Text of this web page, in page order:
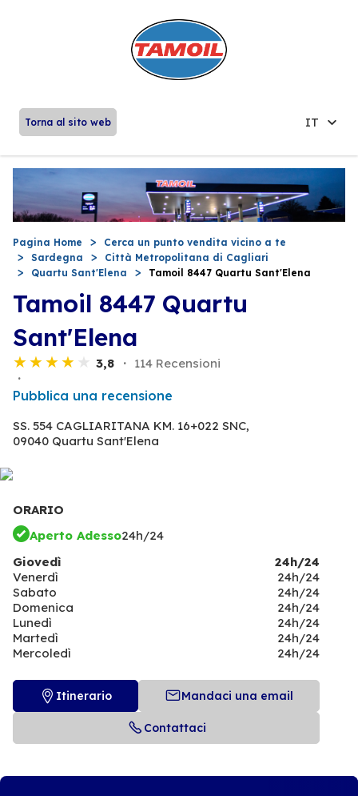
Torna al sito web IT
Pagina Home
Cerca un punto vendita vicino a te
Sardegna
Città Metropolitana di Cagliari
Quartu Sant'Elena
Tamoil 8447 Quartu Sant'Elena
Tamoil 8447 Quartu
Sant'Elena
3,8 114 Recensioni
Pubblica una recensione
SS. 554 CAGLIARITANA KM. 16+022 SNC,
09040 Quartu Sant'Elena
ORARIO
Aperto Adesso24h/24
Giovedì
24h/24
Venerdì
24h/24
Sabato
24h/24
Domenica
24h/24
Lunedì
24h/24
Martedì
24h/24
Mercoledì
24h/24
Itinerario Mandaci una email
Contattaci